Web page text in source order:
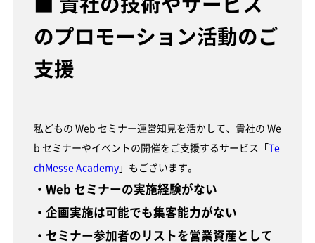
■ 貴社の技術やサービス
のプロモーション活動のご
支援
私どもの Web セミナー運営知見を活かして、貴社の We
b セミナーやイベントの開催をご支援するサービス「 Te
chMesse Academy」もございます。
・Web セミナーの実施経験がない
・企画実施は可能でも集客能力がない
・セミナー参加者のリストを営業資産として